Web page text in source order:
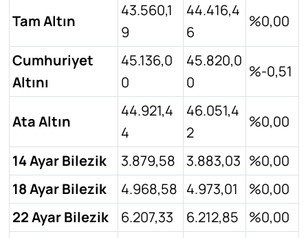
Tam Altın
43.560,1
9
44.416,4
6
%0,00
Cumhuriyet
Altını
45.136,0
0
45.820,0
0
%-0,51
Ata Altın
44.921,4
4
46.051,4
2
%0,00
14 Ayar Bilezik 3.879,58 3.883,03 %0,00
18 Ayar Bilezik
4.968,58 4.973,01
%0,00
22 Ayar Bilezik
6.207,33 6.212,85
%0,00